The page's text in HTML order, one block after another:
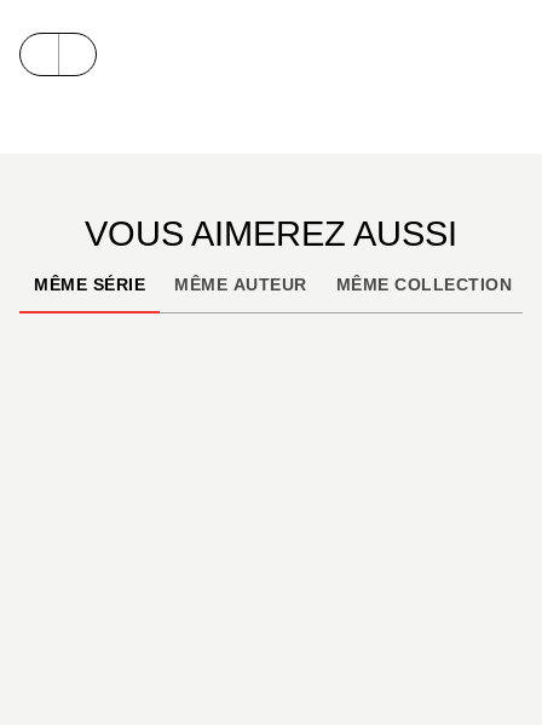
VOUS AIMEREZ AUSSI
MÊME SÉRIE MÊME AUTEUR MÊME COLLECTION